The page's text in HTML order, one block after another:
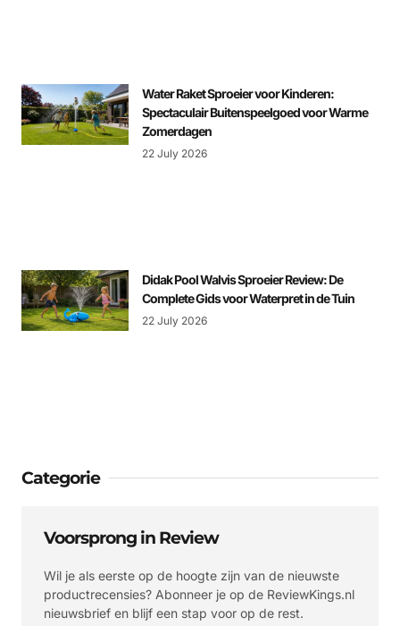
Water Raket Sproeier voor Kinderen:
Spectaculair Buitenspeelgoed voor Warme
Zomerdagen
22 July 2026
Didak Pool Walvis Sproeier Review: De
Complete Gids voor Waterpret in de Tuin
22 July 2026
Categorie
Voorsprong in Review
Wil je als eerste op de hoogte zijn van de nieuwste
productrecensies? Abonneer je op de ReviewKings.nl
nieuwsbrief en blijf een stap voor op de rest.